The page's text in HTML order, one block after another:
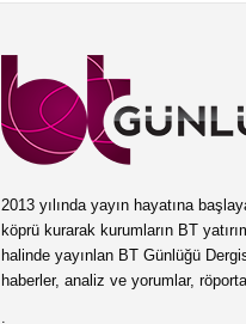
2013 yılında yayın hayatına
köprü kurarak kurumların BT
halinde yayınlan BT Günlüğü
haberler, analiz ve yorumlar,